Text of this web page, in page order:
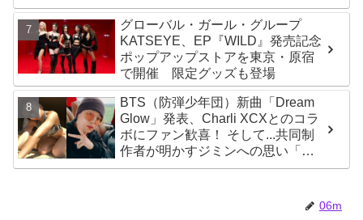
グローバル・ガール・グループ
KATSEYE、EP『WILD』発売記念
ポップアップストアを東京・原宿
で開催 限定グッズも登場
BTS（防弾少年団）新曲「Dream
Glow」発表、Charli XCXとのコラ
ボにファン歓喜！ そして...共同制
作者が明かすジミンへの思い「彼
の夢、そして彼の絶望から生まれ
06m